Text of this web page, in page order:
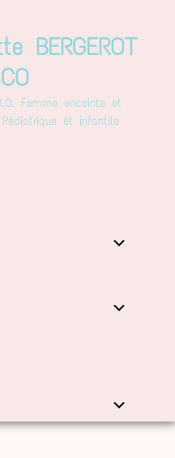
BERGEROT
Femme enceinte et
et infantile